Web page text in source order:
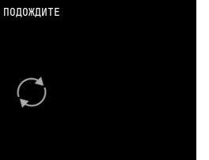
ПОДОЖДИТЕ